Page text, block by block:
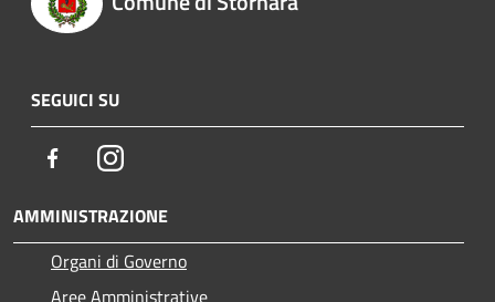
SEGUICI SU
FacebookInstagram
AMMINISTRAZIONE
Organi di Governo
Aree Amministrative